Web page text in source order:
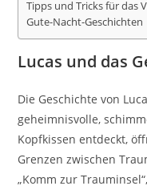
Tipps und Tricks für das
Gute-Nacht-Geschichten
Lucas und das
Die Geschichte von
geheimnisvolle,
Kopfkissen entdeckt,
Grenzen zwischen
„Komm zur